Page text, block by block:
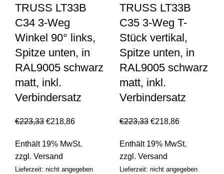
TRUSS LT33B
C34 3-Weg
Winkel 90° links,
Spitze unten, in
RAL9005 schwarz
matt, inkl.
Verbindersatz
€223,33 €218,86
Enthält 19% MwSt.
zzgl. Versand
Lieferzeit: nicht angegeben
TRUSS LT33B
C35 3-Weg T-
Stück vertikal,
Spitze unten, in
RAL9005 schwarz
matt, inkl.
Verbindersatz
€223,33 €218,86
Enthält 19% MwSt.
zzgl. Versand
Lieferzeit: nicht angegeben